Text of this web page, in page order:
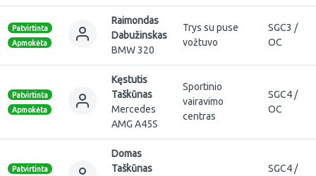
Patvirtinta
Apmokėta
Raimondas
Dabužinskas
BMW 320
Trys su puse
vožtuvo
SGC3 /
OC
Patvirtinta
Apmokėta
Kęstutis
Taškūnas
Mercedes
AMG A45S
Sportinio
vairavimo
centras
SGC4 /
OC
Patvirtinta
Domas
Taškūnas
SGC4 /